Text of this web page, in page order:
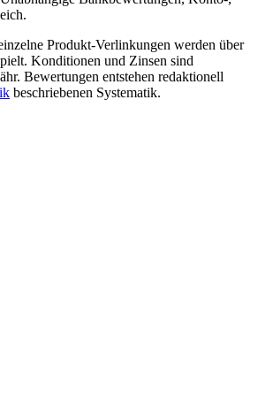
Produkt-Verlinkungen werden über
Konditionen und Zinsen sind
Bewertungen entstehen redaktionell
beschriebenen Systematik.